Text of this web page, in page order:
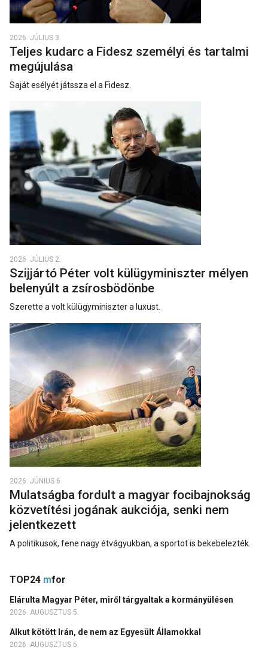
2026. JÚLIUS 3.
Teljes kudarc a Fidesz személyi és tartalmi
megújulása
Saját esélyét játssza el a Fidesz.
2026. JÚLIUS 2.
Szijjártó Péter volt külügyminiszter mélyen
belenyúlt a zsírosbödönbe
Szerette a volt külügyminiszter a luxust.
2026. JÚNIUS 6.
Mulatságba fordult a magyar focibajnokság
közvetítési jogának aukciója, senki nem
jelentkezett
A politikusok, fene nagy étvágyukban, a sportot is bekebelezték.
TOP24 mfor
Elárulta Magyar Péter, miről tárgyaltak a kormányülésen
2026. AUGUSZTUS 5.
Alkut kötött Irán, de nem az Egyesült Államokkal
2026. AUGUSZTUS 5.